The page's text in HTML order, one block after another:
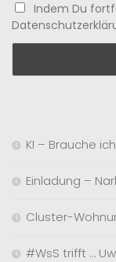
Indem Du
KI – Brauche
Einladung –
Cluster-
#WsS trifft …